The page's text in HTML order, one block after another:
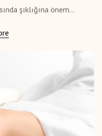
şıklığına önem...